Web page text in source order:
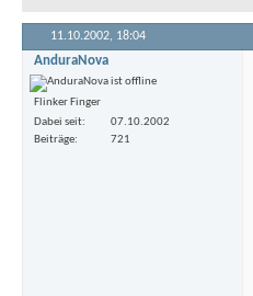
11.10.2002, 18:04
AnduraNova
Flinker Finger
Dabei seit
07.10.2002
Beiträge
721